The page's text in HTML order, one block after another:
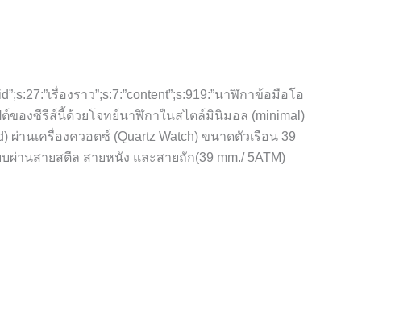
เรื่องราว”;s:7:”content”;s:919:”นาฬิกาข้อมือโอ
ของซีรีส์นี้ด้วยโจทย์นาฬิกาในสไตล์มินิมอล (minimal)
ผ่านเครื่องควอตซ์ (Quartz Watch) ขนาดตัวเรือน 39
านสายสตีล สายหนัง และสายถัก(39 mm./ 5ATM)